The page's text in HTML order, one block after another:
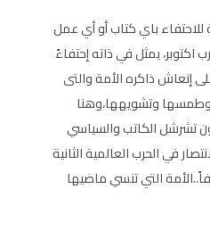
للاحتفاء باي كتاب أو أي عمل
اكتوبر، يمثل في ذاته إحتفاءً
إنعاش ذاكره الأمة والتى
وطمسها وتشويهها،وهنا
تشرشل الكاتب والسياسي
في الحرب العالمية الثانية
التي تنسي ماضيها